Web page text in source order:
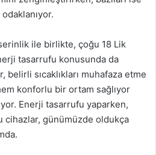
ile birlikte, çoğu 18 Lik
tasarrufu konusunda da
sıcaklıkları muhafaza etme
konforlu bir ortam sağlıyor
Enerji tasarrufu yaparken,
cihazlar, günümüzde oldukça